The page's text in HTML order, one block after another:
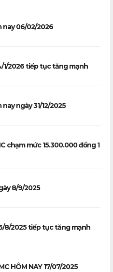
nay 06/02/2026
1/2026 tiếp tục tăng mạnh
ngày 31/12/2025
chạm mức 15.300.000 đồng 1
8/9/2025
8/2025 tiếp tục tăng mạnh
HÔM NAY 17/07/2025